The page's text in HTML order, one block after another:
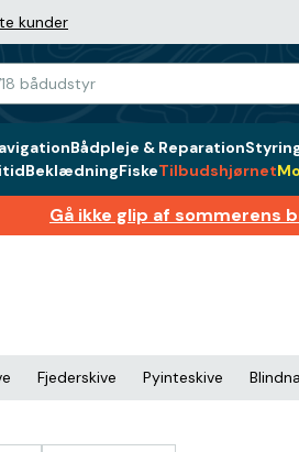
kunder
Bådpleje & Reparation
BeklædningFiskeTilbudshjørnet
Gå ikke glip af sommerens
Fjeder­skive Pyinteskive